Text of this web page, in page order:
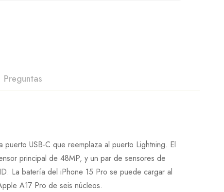
Preguntas
USB-C que reemplaza al puerto Lightning. El
principal de 48MP, y un par de sensores de
La batería del iPhone 15 Pro se puede cargar al
A17 Pro de seis núcleos.